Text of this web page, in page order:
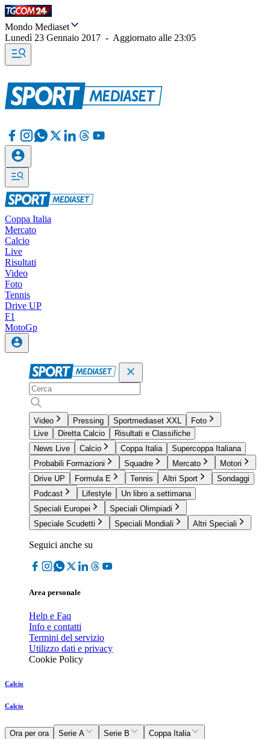
Mondo Mediaset
Lunedì 23 Gennaio 2017 - Aggiornato alle 23:05
Coppa Italia
Mercato
Calcio
Live
Risultati
Video
Foto
Tennis
Drive UP
F1
MotoGp
Video Pressing Sportmediaset XXL
Foto
Live
Diretta Calcio
Risultati e Classifiche
News Live
Calcio Coppa Italia
Supercoppa Italiana
Probabili Formazioni
Squadre Mercato
Motori
Drive UP
Formula E Tennis Altri Sport
Sondaggi
Podcast
Lifestyle
Un libro a settimana
Speciali Europei
Speciali Olimpiadi
Speciale Scudetti
Speciali Mondiali Altri Speciali
Seguici anche su
Area personale
Help e Faq
Info e contatti
Termini del servizio
Utilizzo dati e privacy
Cookie Policy
Calcio
Calcio
Ora per ora Serie A Serie B
Coppa Italia